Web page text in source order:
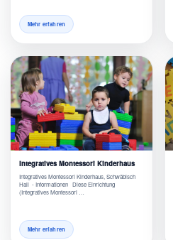
Mehr erfahren
Integratives Montessori Kinderhaus
Integratives Montessori Kinderhaus, Schwäbisch
Hall - Informationen Diese Einrichtung
(Integratives Montessori …
Mehr erfahren